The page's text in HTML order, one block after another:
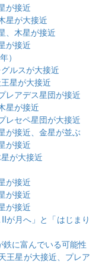
が接近
星が大接近
、木星が接近
が接近
）
ルスが大接近
星が大接近
レアデス星団が接近
星が接近
レセペ星団が大接近
が接近、金星が並ぶ
が接近
が大接近
が接近
が接近
が接近
が月へ」と「はじまり
に富んでいる可能性
王星が大接近、プレア